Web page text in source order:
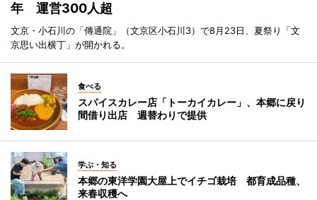
年 運営300人超
文京・小石川の「傳通院」（文京区小石川3）で8月23日、夏祭り「文
京思い出横丁」が開かれる。
食べる
スパイスカレー店「トーカイカレー」、本郷に戻り
間借り出店 週替わりで提供
学ぶ・知る
本郷の東洋学園大屋上でイチゴ栽培 都育成品種、
来春収穫へ